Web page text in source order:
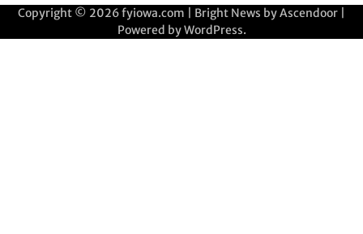
Copyright © 2026fyiowa.com | Bright News byAscendoor
Powered byWordPress.